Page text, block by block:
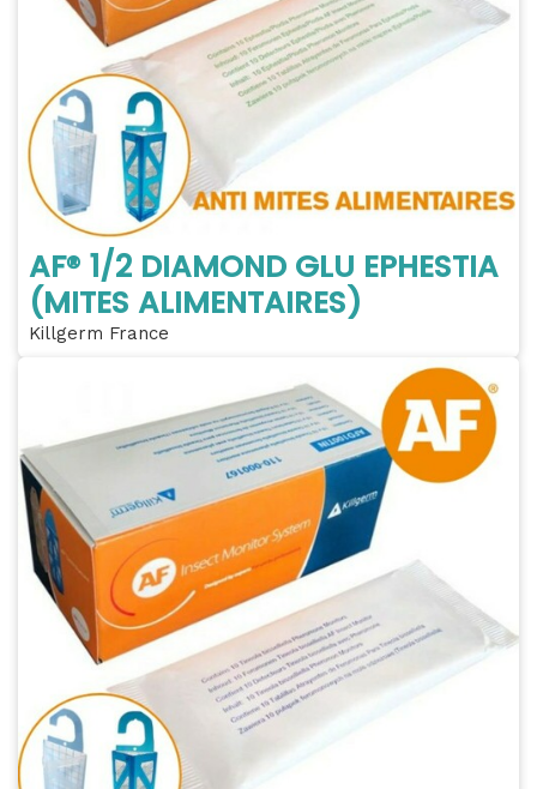
AF® 1/2 DIAMOND GLU EPHESTIA
(MITES ALIMENTAIRES)
Killgerm France